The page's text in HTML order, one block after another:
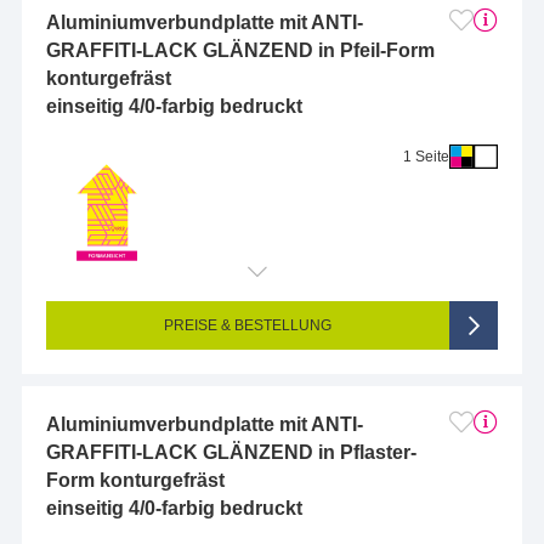
Aluminiumverbundplatte mit ANTI-
GRAFFITI-LACK GLÄNZEND in Pfeil-Form
konturgefräst
einseitig 4/0-farbig bedruckt
1 Seite
Endformat (bedruckte Fläche): 10 x 10 cm
Seitigkeit: 1-seitig (Vorderseite bedruckt, Rückseite unbedruckt)
4/0-farbig CMYK (vollfarbig bedruckt)
PREISE & BESTELLUNG
Aluminiumverbundplatte mit ANTI-
GRAFFITI-LACK GLÄNZEND in Pflaster-
Form konturgefräst
einseitig 4/0-farbig bedruckt